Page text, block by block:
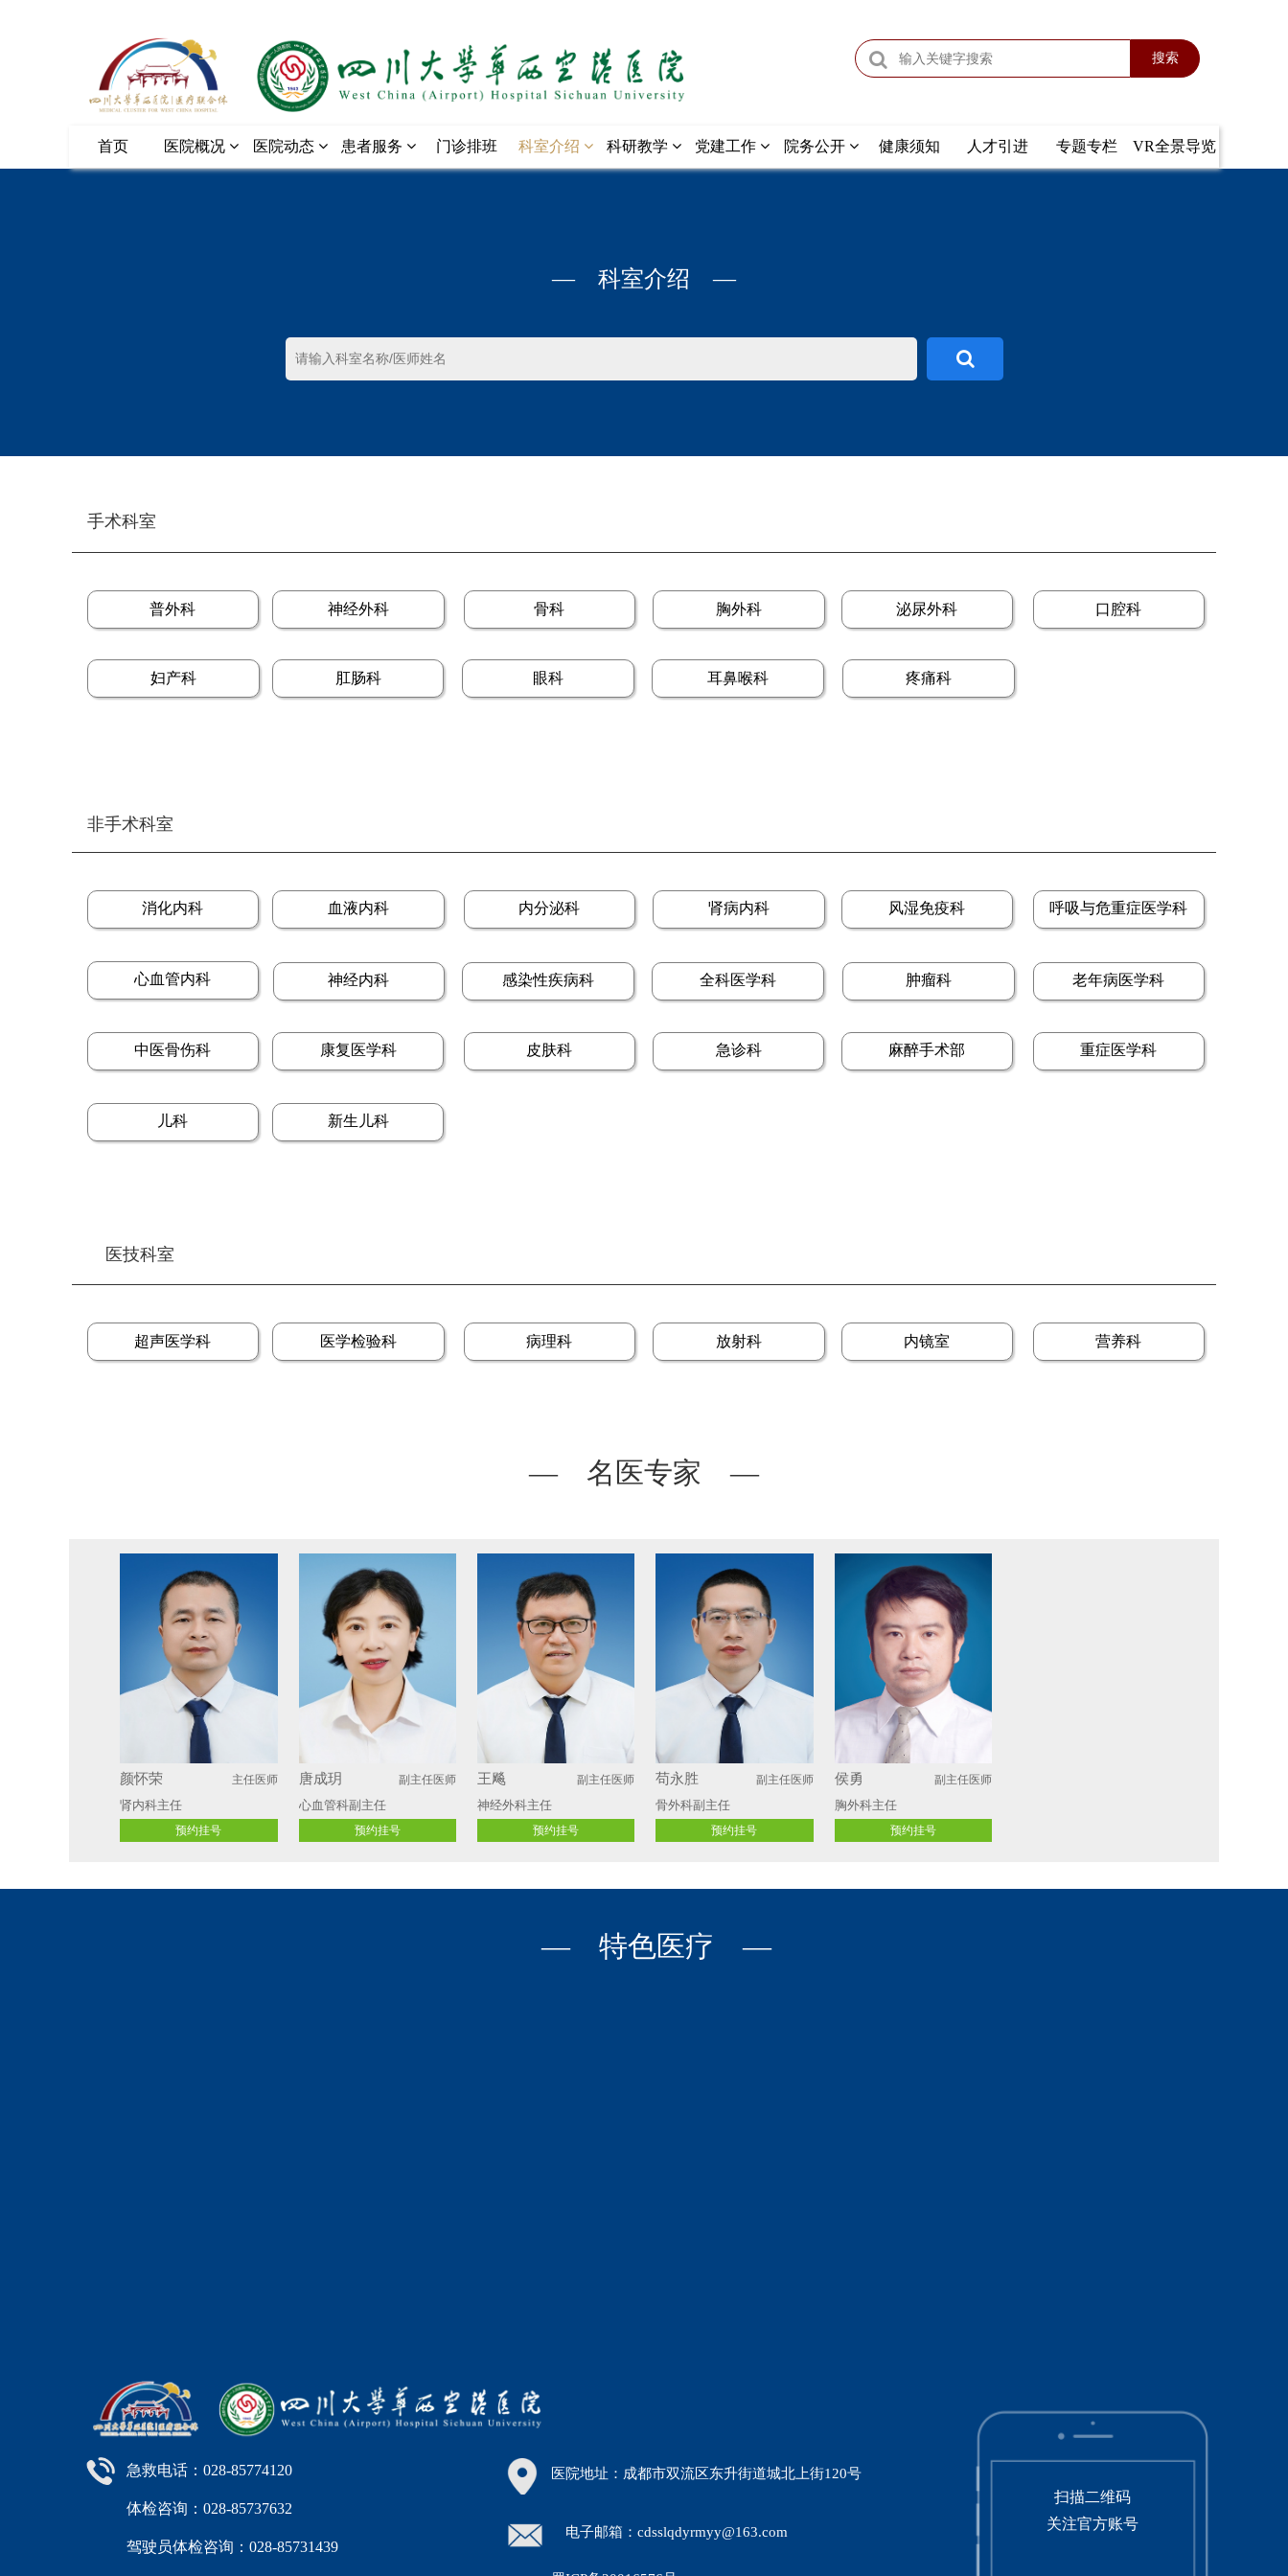
搜索
首页 医院概况 医院动态 患者服务 门诊排班 科室介绍 科研教学 党建工作 院务公开 健康须知 人才引进 专题专栏 VR全景导览
— 科室介绍 —
普外科 神经外科 骨科 胸外科 泌尿外科 口腔科
妇产科 肛肠科 眼科 耳鼻喉科 疼痛科
消化内科 血液内科 内分泌科 肾病内科 风湿免疫科 呼吸与危重症医学科
心血管内科 神经内科 感染性疾病科 全科医学科 肿瘤科 老年病医学科
中医骨伤科 康复医学科 皮肤科 急诊科 麻醉手术部 重症医学科
儿科 新生儿科
非手术科室
超声医学科 医学检验科 病理科 放射科 内镜室 营养科
医技科室
手术科室
— 名医专家 —
颜怀荣 主任医师
肾内科主任
预约挂号
唐成玥 副主任医师
心血管科副主任
预约挂号
王飚 副主任医师
神经外科主任
预约挂号
苟永胜 副主任医师
骨外科副主任
预约挂号
侯勇 副主任医师
胸外科主任
预约挂号
— 特色医疗 —
医院地址：成都市双流区东升街道城北上街120号
电子邮箱：cdsslqdyrmyy@163.com
扫描二维码
关注官方账号
急救电话：028-85774120
体检咨询：028-85737632
驾驶员体检咨询：028-85731439